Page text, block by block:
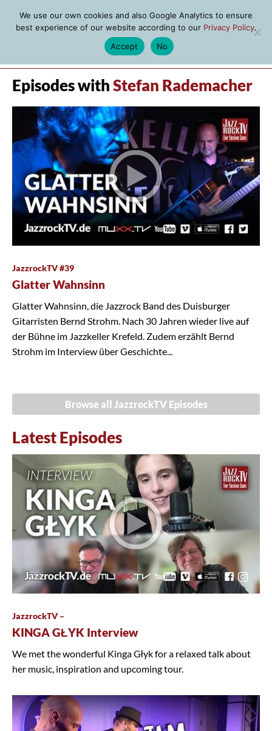
Episodes with Stefan Rademacher
JazzrockTV #39
Glatter Wahnsinn
Glatter Wahnsinn, die Jazzrock Band des Duisburger
Gitarristen Bernd Strohm. Nach 30 Jahren wieder live auf
der Bühne im Jazzkeller Krefeld. Zudem erzählt Bernd
Strohm im Interview über Geschichte...
Browse all JazzrockTV Episodes
Latest Episodes
JazzrockTV –
KINGA GŁYK Interview
We met the wonderful Kinga Głyk for a relaxed talk about
her music, inspiration and upcoming tour.
We use our own cookies and also Google Analytics to ensure
best experience of our website according to our Privacy Policy.
Accept
No